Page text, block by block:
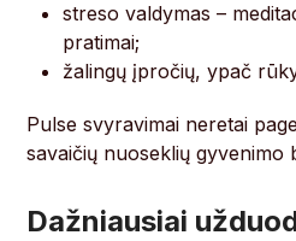
streso valdymas –
pratimai;
žalingų įpročių, ypač
Pulse svyravimai neretai
savaičių nuoseklių gyvenimo
Dažniausiai